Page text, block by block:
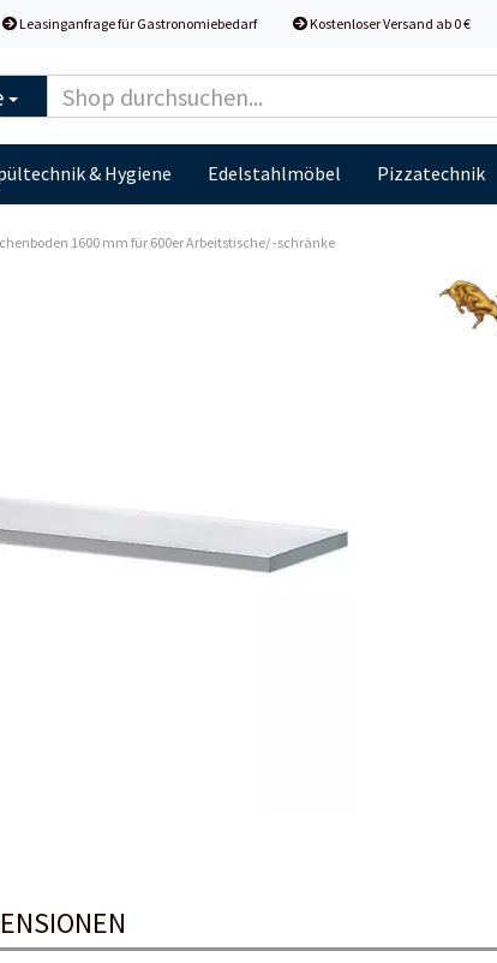
Leasinganfrage für Gastronomiebedarf Kostenloser Versand ab 0 €
& Hygiene Edelstahlmöbel Pizzatechnik
1600 mm für 600er Arbeitstische/ -schränke